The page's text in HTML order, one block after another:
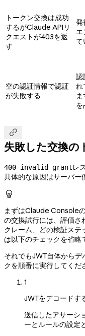
トークン交換は成功
するがClaude APIリ
クエストが403を返
す
発
エ
て
空の認証情報で認証
が失敗する
認
れ
を

失敗した交換の
400 invalid_grantレ
具体的な原因はサーバー

まずはClaude Console
の交換試行には、評価さ
クレーム、どの検証ステ
は以下のチェックを省略
それでもJWT自体から
クを順番に実行してくだ
1
JWTをデコードす
送信したアサーシ
ーとルールの設定